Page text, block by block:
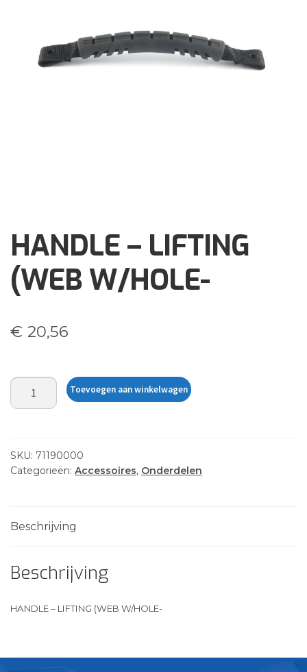
Events
HANDLE – LIFTING
(WEB W/HOLE-
€ 20,56
HANDLE
-
W/HOLE-
aantal
Toevoegen aan winkelwagen
SKU: 71190000
Categorieën: Accessoires, Onderdelen
Beschrijving
Beschrijving
HANDLE – LIFTING (WEB W/HOLE-